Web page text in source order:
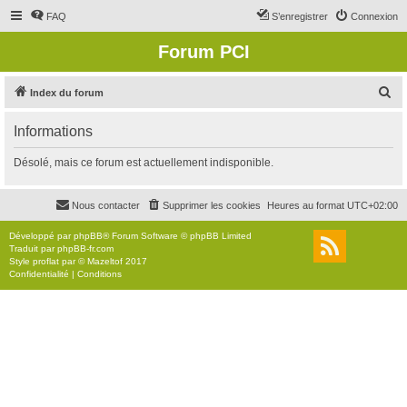
FAQ Connexion
S’enregistrer
Forum PCI
Index du forum
r
c
r
Informations
Désolé, mais ce forum est actuellement indisponible.
Heures au format UTC+02:00
Supprimer les cookies
Nous contacter
Développé parphpBB® Forum Software © phpBB Limited
Traduit parphpBB-fr.com
Style proflat par ©Mazeltof 2017
Confidentialité | Conditions